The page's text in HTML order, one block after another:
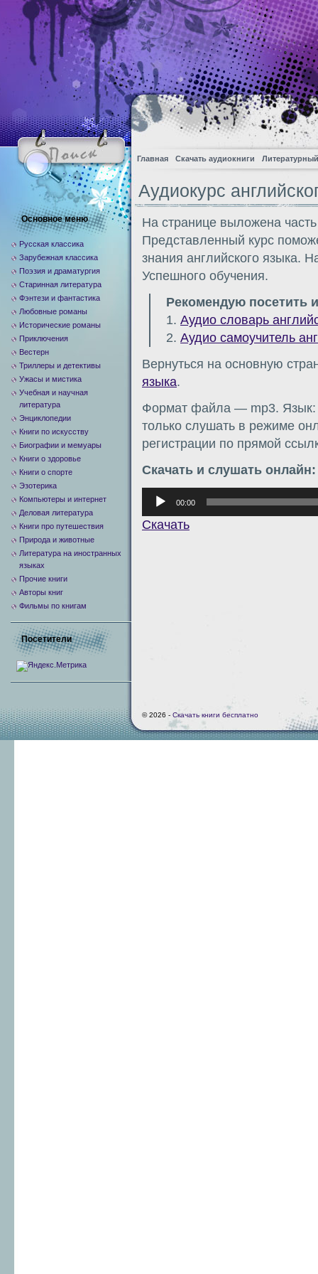
Главная Скачать аудиокниги
Аудиокурс
На странице выложена
Представленный курс
знания английского языка.
Успешного обучения.
Рекомендую посетить
1. Аудио словарь
2. Аудио самоучитель
Вернуться на основную
языка.
Формат файла — mp3. Язык:
только слушать в режиме
регистрации по прямой
Скачать и слушать онлайн:
Аудиоплеер
00:00
Скачать
Основное меню
Русская классика
Зарубежная классика
Поэзия и драматургия
Старинная литература
Фэнтези и фантастика
Любовные романы
Исторические романы
Приключения
Вестерн
Триллеры и детективы
Ужасы и мистика
Учебная и научная
литература
Энциклопедии
Книги по искусству
Биографии и мемуары
Книги о здоровье
Книги о спорте
Эзотерика
Компьютеры и интернет
Деловая литература
Книги про путешествия
Природа и животные
Литература на иностранных
языках
Прочие книги
Авторы книг
Фильмы по книгам
Посетители
© 2026 - Скачать книги бесплатно